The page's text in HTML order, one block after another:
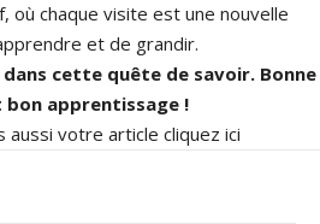
où chaque visite est une nouvelle
et de grandir.
cette quête de savoir. Bonne
apprentissage !
aussi votre article cliquez ici